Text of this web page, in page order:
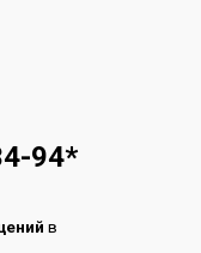
94*
в